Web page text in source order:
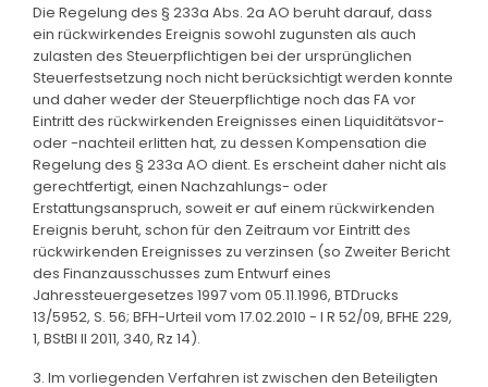
Die Regelung des § 233a Abs. 2a AO beruht darauf, dass
ein rückwirkendes Ereignis sowohl zugunsten als auch
zulasten des Steuerpflichtigen bei der ursprünglichen
Steuerfestsetzung noch nicht berücksichtigt werden konnte
und daher weder der Steuerpflichtige noch das FA vor
Eintritt des rückwirkenden Ereignisses einen Liquiditätsvor-
oder -nachteil erlitten hat, zu dessen Kompensation die
Regelung des § 233a AO dient. Es erscheint daher nicht als
gerechtfertigt, einen Nachzahlungs- oder
Erstattungsanspruch, soweit er auf einem rückwirkenden
Ereignis beruht, schon für den Zeitraum vor Eintritt des
rückwirkenden Ereignisses zu verzinsen (so Zweiter Bericht
des Finanzausschusses zum Entwurf eines
Jahressteuergesetzes 1997 vom 05.11.1996, BTDrucks
13/5952, S. 56; BFH-Urteil vom 17.02.2010 - I R 52/09, BFHE 229,
1, BStBl II 2011, 340, Rz 14).
3. Im vorliegenden Verfahren ist zwischen den Beteiligten